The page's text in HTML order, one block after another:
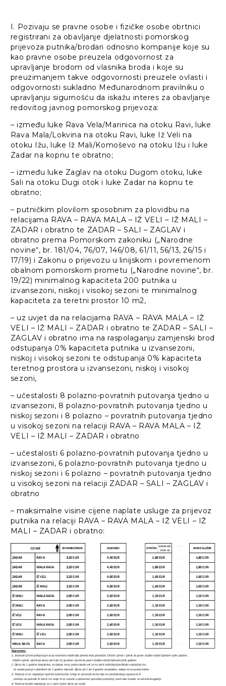
I. Pozivaju se pravne osobe i fizičke osobe obrtnici
registrirani za obavljanje djelatnosti pomorskog
prijevoza putnika/brodari odnosno kompanije koje su
kao pravne osobe preuzela odgovornost za
upravljanje brodom od vlasnika broda i koje su
preuzimanjem takve odgovornosti preuzele ovlasti i
odgovornosti sukladno Međunarodnom pravilniku o
upravljanju sigurnošću da iskažu interes za obavljanje
redovitog javnog pomorskog prijevoza:
– između luke Rava Vela/Marinica na otoku Ravi, luke
Rava Mala/Lokvina na otoku Ravi, luke Iž Veli na
otoku Ižu, luke Iž Mali/Komoševo na otoku Ižu i luke
Zadar na kopnu te obratno;
– između luke Zaglav na otoku Dugom otoku, luke
Sali na otoku Dugi otok i luke Zadar na kopnu te
obratno;
– putničkim plovilom sposobnim za plovidbu na
relacijama RAVA – RAVA MALA – IŽ VELI – IŽ MALI –
ZADAR i obratno te ZADAR – SALI – ZAGLAV i
obratno prema Pomorskom zakoniku („Narodne
novine“, br. 181/04, 76/07, 146/08, 61/11, 56/13, 26/15 i
17/19) i Zakonu o prijevozu u linijskom i povremenom
obalnom pomorskom prometu („Narodne novine“, br.
19/22) minimalnog kapaciteta 200 putnika u
izvansezoni, niskoj i visokoj sezoni te minimalnog
kapaciteta za teretni prostor 10 m2,
– uz uvjet da na relacijama RAVA – RAVA MALA – IŽ
VELI – IŽ MALI – ZADAR i obratno te ZADAR – SALI –
ZAGLAV i obratno ima na raspolaganju zamjenski brod
odstupanja 0% kapaciteta putnika u izvansezoni,
niskoj i visokoj sezoni te odstupanja 0% kapaciteta
teretnog prostora u izvansezoni, niskoj i visokoj
sezoni,
– učestalosti 8 polazno-povratnih putovanja tjedno u
izvansezoni, 8 polazno-povratnih putovanja tjedno u
niskoj sezoni i 8 polazno – povratnih putovanja tjedno
u visokoj sezoni na relaciji RAVA – RAVA MALA – IŽ
VELI – IŽ MALI – ZADAR i obratno
– učestalosti 6 polazno-povratnih putovanja tjedno u
izvansezoni, 6 polazno-povratnih putovanja tjedno u
niskoj sezoni i 6 polazno – povratnih putovanja tjedno
u visokoj sezoni na relaciji ZADAR – SALI – ZAGLAV i
obratno
– maksimalne visine cijene naplate usluge za prijevoz
putnika na relaciji RAVA – RAVA MALA – IŽ VELI – IŽ
MALI – ZADAR i obratno: